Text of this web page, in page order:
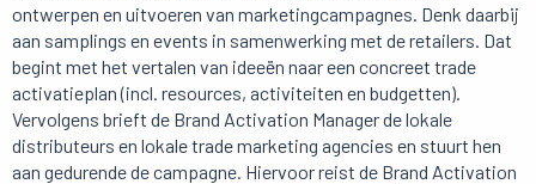
ontwerpen en uitvoeren van marketingcampagnes. Denk daarbij
aan samplings en events in samenwerking met de retailers. Dat
begint met het vertalen van ideeën naar een concreet trade
activatieplan (incl. resources, activiteiten en budgetten).
Vervolgens brieft de Brand Activation Manager de lokale
distributeurs en lokale trade marketing agencies en stuurt hen
aan gedurende de campagne. Hiervoor reist de Brand Activation